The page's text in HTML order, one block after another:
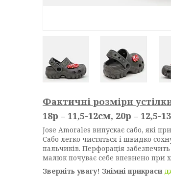
Фактичні розміри
18р – 11,5-12см, 20р – 12,5-
Jose Amorales випускає сабо, які
Сабо легко чистяться і швидко
пальчиків. Перфорація
малюк почуває себе впевнено при
Зверніть увагу! Знімні прикраси